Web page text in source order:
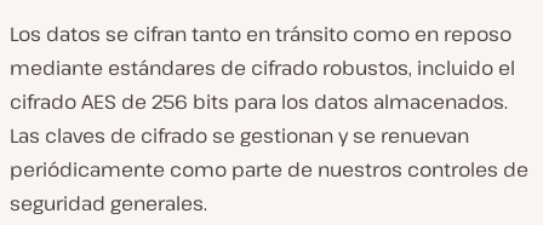
Los datos se cifran tanto en tránsito como en reposo
mediante estándares de cifrado robustos, incluido el
cifrado AES de 256 bits para los datos almacenados.
Las claves de cifrado se gestionan y se renuevan
periódicamente como parte de nuestros controles de
seguridad generales.